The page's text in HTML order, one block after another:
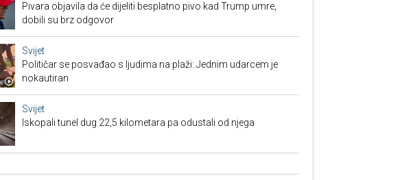
Pivara objavila da će dijeliti besplatno pivo kad Trump umre,
dobili su brz odgovor
Svijet
Političar se posvađao s ljudima na plaži: Jednim udarcem je
nokautiran
Svijet
Iskopali tunel dug 22,5 kilometara pa odustali od njega